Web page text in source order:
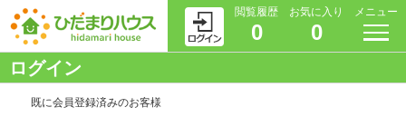
閲覧履歴
0
お気に入り
0
メニュー
ログイン
既に会員登録済みのお客様